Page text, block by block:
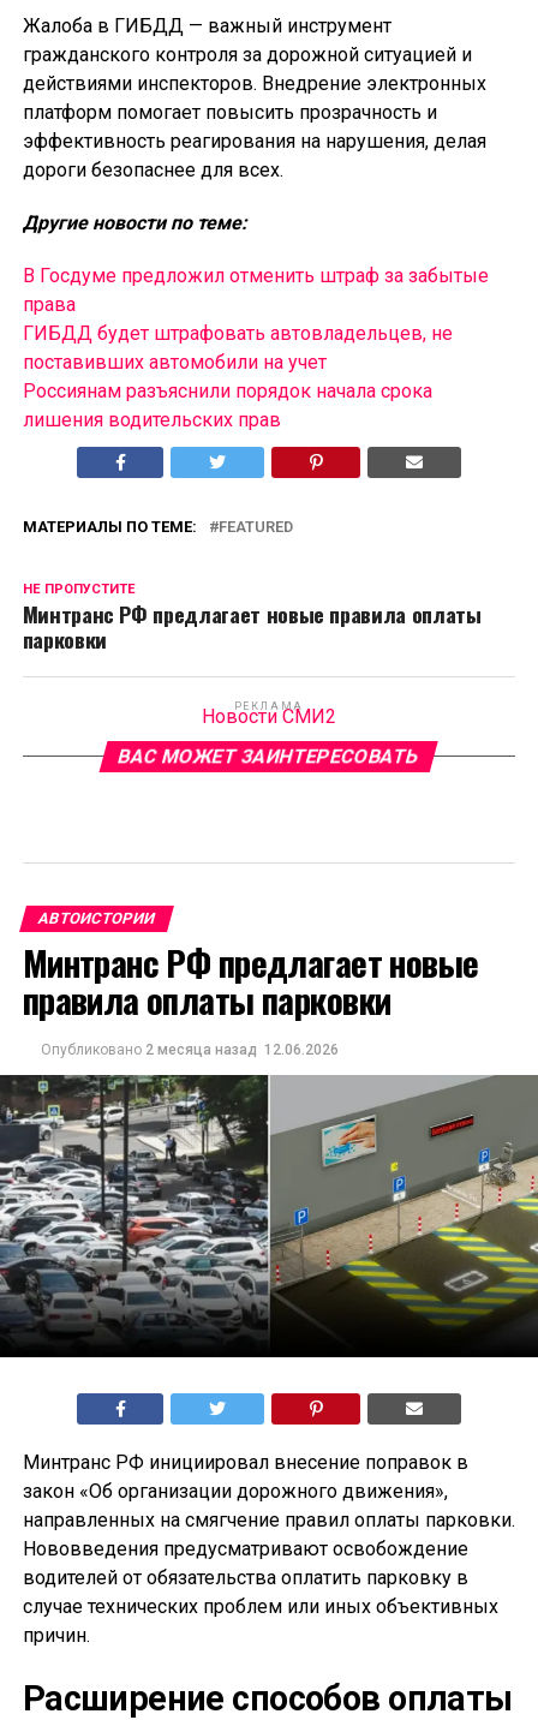
Жалоба в ГИБДД — важный инструмент
гражданского контроля за дорожной ситуацией и
действиями инспекторов. Внедрение электронных
платформ помогает повысить прозрачность и
эффективность реагирования на нарушения, делая
дороги безопаснее для всех.
Другие новости по теме:
В Госдуме предложил отменить штраф за забытые
права
ГИБДД будет штрафовать автовладельцев, не
поставивших автомобили на учет
Россиянам разъяснили порядок начала срока
лишения водительских прав
МАТЕРИАЛЫ ПО ТЕМЕ: FEATURED
НЕ ПРОПУСТИТЕ
Минтранс РФ предлагает новые правила оплаты
парковки
РЕКЛАМА
Новости СМИ2
ВАС МОЖЕТ ЗАИНТЕРЕСОВАТЬ
АВТОИСТОРИИ
Минтранс РФ предлагает новые
правила оплаты парковки
Опубликовано 2 месяца назад 12.06.2026
Минтранс РФ инициировал внесение поправок в
закон «Об организации дорожного движения»,
направленных на смягчение правил оплаты парковки.
Нововведения предусматривают освобождение
водителей от обязательства оплатить парковку в
случае технических проблем или иных объективных
причин.
Расширение способов оплаты